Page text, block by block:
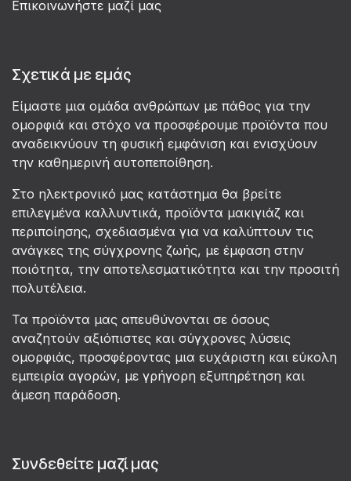
Επικοινωνήστε μαζί μας
Σχετικά με εμάς
Είμαστε μια ομάδα ανθρώπων με πάθος για την
ομορφιά και στόχο να προσφέρουμε προϊόντα που
αναδεικνύουν τη φυσική εμφάνιση και ενισχύουν
την καθημερινή αυτοπεποίθηση.
Στο ηλεκτρονικό μας κατάστημα θα βρείτε
επιλεγμένα καλλυντικά, προϊόντα μακιγιάζ και
περιποίησης, σχεδιασμένα για να καλύπτουν τις
ανάγκες της σύγχρονης ζωής, με έμφαση στην
ποιότητα, την αποτελεσματικότητα και την προσιτή
πολυτέλεια.
Τα προϊόντα μας απευθύνονται σε όσους
αναζητούν αξιόπιστες και σύγχρονες λύσεις
ομορφιάς, προσφέροντας μια ευχάριστη και εύκολη
εμπειρία αγορών, με γρήγορη εξυπηρέτηση και
άμεση παράδοση.
Συνδεθείτε μαζί μας